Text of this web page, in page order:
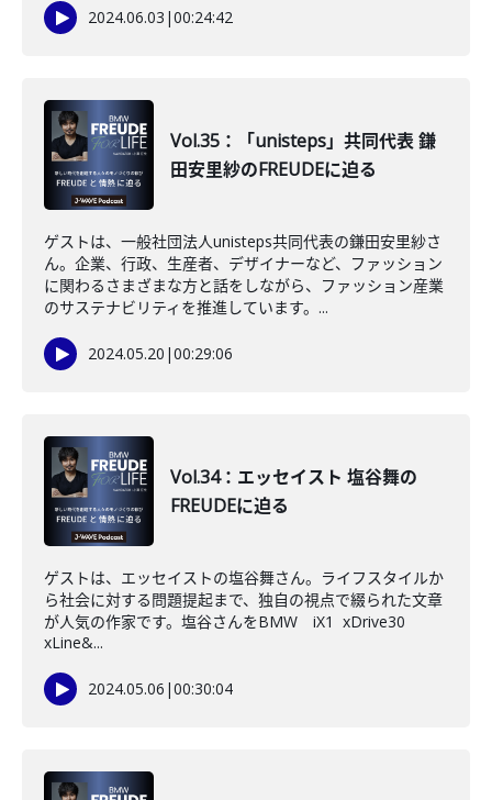
2024.06.03 |00:24:42
Vol.35：「unisteps」共同代表 鎌
田安里紗のFREUDEに迫る
ゲストは、一般社団法人unisteps共同代表の鎌田安里紗さ
ん。企業、行政、生産者、デザイナーなど、ファッション
に関わるさまざまな方と話をしながら、ファッション産業
のサステナビリティを推進しています。...
2024.05.20 |00:29:06
Vol.34：エッセイスト 塩谷舞の
FREUDEに迫る
ゲストは、エッセイストの塩谷舞さん。ライフスタイルか
ら社会に対する問題提起まで、独自の視点で綴られた文章
が人気の作家です。塩谷さんをBMW iX1 xDrive30
xLine&...
2024.05.06 |00:30:04